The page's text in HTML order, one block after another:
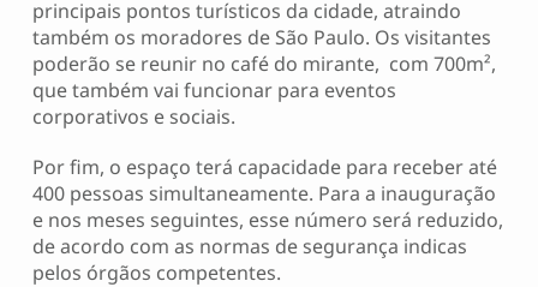
principais pontos turísticos da cidade, atraindo
também os moradores de São Paulo. Os visitantes
poderão se reunir no café do mirante, com 700m²,
que também vai funcionar para eventos
corporativos e sociais.
Por fim, o espaço terá capacidade para receber até
400 pessoas simultaneamente. Para a inauguração
e nos meses seguintes, esse número será reduzido,
de acordo com as normas de segurança indicas
pelos órgãos competentes.